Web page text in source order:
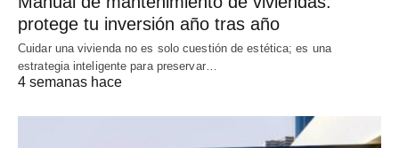
protege tu inversión año tras año
Cuidar una vivienda no es solo cuestión de estética; es una
estrategia inteligente para preservar…
4 semanas hace